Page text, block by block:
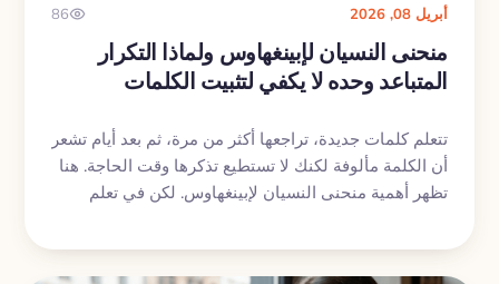
أبريل 08, 2026 86
منحنى النسيان لإبينغهاوس ولماذا التكرار
المتباعد وحده لا يكفي لتثبيت الكلمات
تتعلم كلمات جديدة، تراجعها أكثر من مرة، ثم بعد أيام تشعر
أن الكلمة مألوفة لكنك لا تستطيع تذكرها وقت الحاجة. هنا
تظهر أهمية منحنى النسيان لإبينغهاوس. لكن في تعلم
الكلمة عبر مواقف وصيغ تدريب مختلفة. لهذا تجمع My
Lingua Cards بين البطاقات التعليمية وPractice Sets